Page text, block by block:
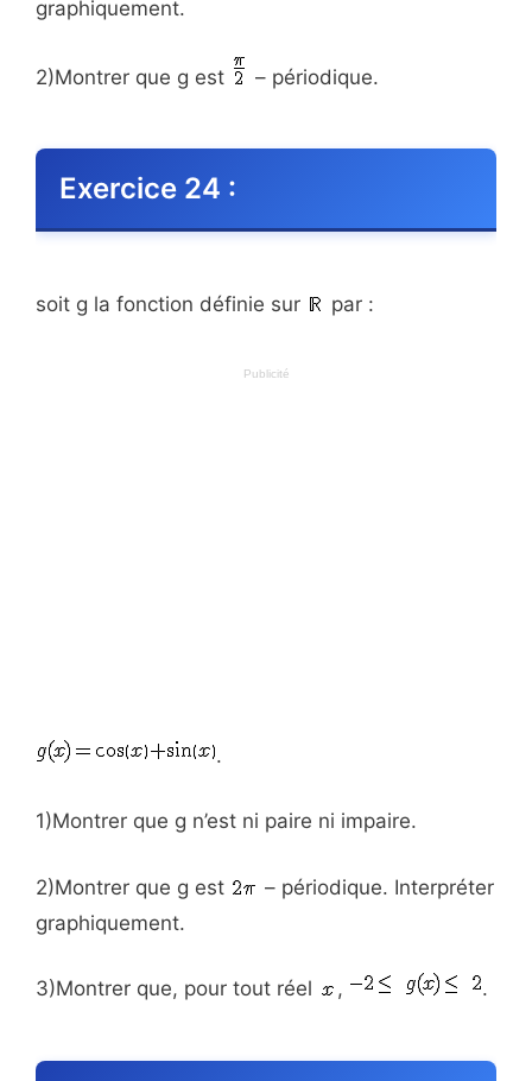
graphiquement.
2)Montrer que g est – périodique.
Exercice 24 :
soit g la fonction définie sur par :
Publicité
.
1)Montrer que g n’est ni paire ni impaire.
2)Montrer que g est
– périodique. Interpréter
graphiquement.
3)Montrer que, pour tout réel , .